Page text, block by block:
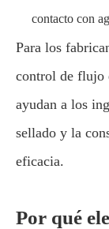
contacto con
Para los
control de flujo
ayudan a los
sellado y la
eficacia.
Por qué